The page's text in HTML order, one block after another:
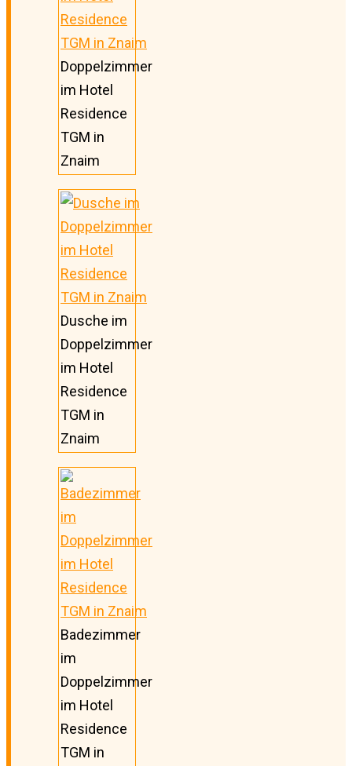
Doppelzimmer
im Hotel
Residence
TGM in
Znaim
Dusche im
Doppelzimmer
im Hotel
Residence
TGM in
Znaim
Badezimmer
im
Doppelzimmer
im Hotel
Residence
TGM in